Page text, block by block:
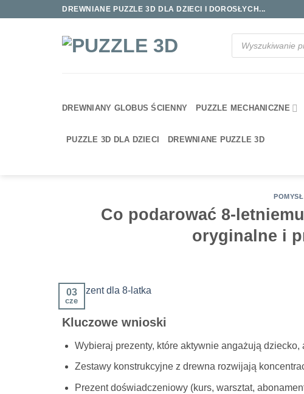
DREWNIANE PUZZLE 3D DLA DZIECI I DOROSŁYCH...
Wyszukiwarka
produktów
DREWNIANY GLOBUS ŚCIENNY PUZZLE MECHANICZNE
PUZZLE 3D DLA DZIECI DREWNIANE PUZZLE 3D
Co podarować 8-
oryginalne i
03
cze
Kluczowe wnioski
Wybieraj prezenty, które aktywnie angażują
Zestawy konstrukcyjne z drewna rozwijają
Prezent doświadczeniowy (kurs, warsztat,